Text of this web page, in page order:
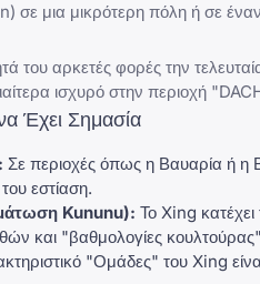
μια μικρότερη πόλη ή σε έναν
του αρκετές φορές την
ισχυρό στην περιοχή
Έχει Σημασία
Σε περιοχές όπως η Βαυαρία ή η
εστίαση.
Kununu): Το Xing
και "βαθμολογίες κουλτούρας"
"Ομάδες" του Xing